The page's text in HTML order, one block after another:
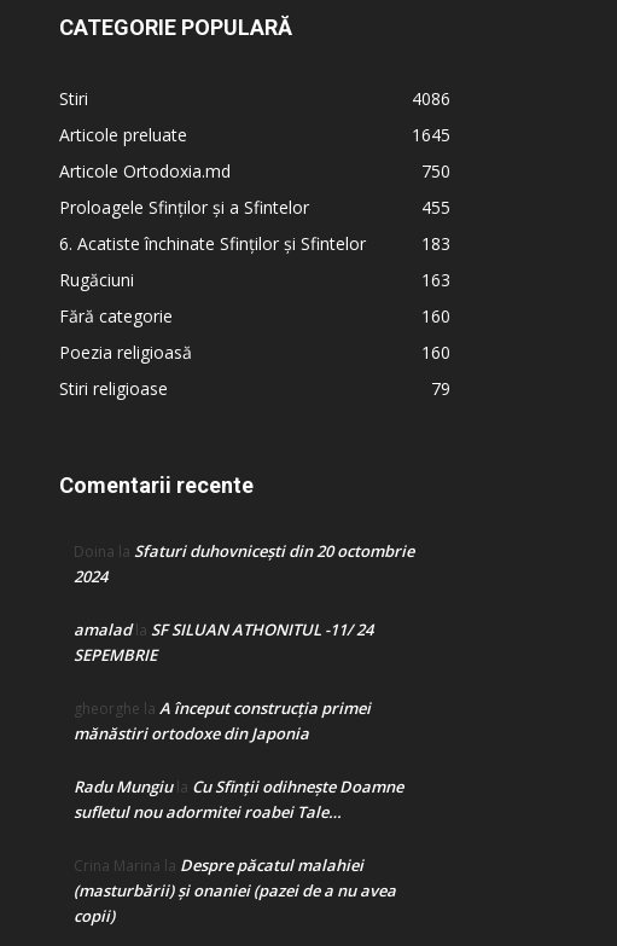
CATEGORIE POPULARĂ
Stiri
4086
Articole preluate
1645
Articole Ortodoxia.md
750
Proloagele Sfinților și a Sfintelor
455
6. Acatiste închinate Sfinților și Sfintelor
183
Rugăciuni
163
Fără categorie
160
Poezia religioasă
160
Stiri religioase
79
Comentarii recente
Doina la Sfaturi duhovnicești din 20 octombrie
2024
amaladla SF SILUAN ATHONITUL -11/ 24
SEPEMBRIE
gheorghe la A început construcţia primei
mănăstiri ortodoxe din Japonia
Radu Mungiula Cu Sfinții odihnește Doamne
sufletul nou adormitei roabei Tale…
Crina Marina la Despre păcatul malahiei
(masturbării) şi onaniei (pazei de a nu avea
copii)